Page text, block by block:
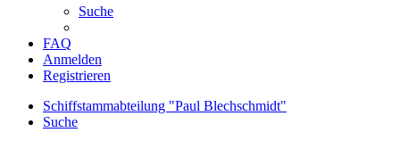
Suche
FAQ
Anmelden
Registrieren
Schiffstammabteilung "Paul Blechschmidt"
Suche